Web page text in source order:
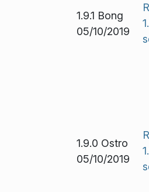
1.9.1 Bong
05/10/2019
1.9.0 Ostro
05/10/2019